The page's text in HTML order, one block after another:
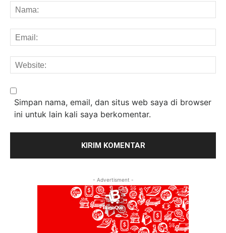
Simpan nama, email, dan situs web saya di browser
ini untuk lain kali saya berkomentar.
- Advertisment -